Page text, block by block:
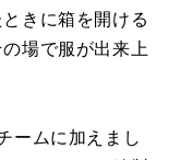
きに箱を開ける
場で服が出来上
ームに加えまし